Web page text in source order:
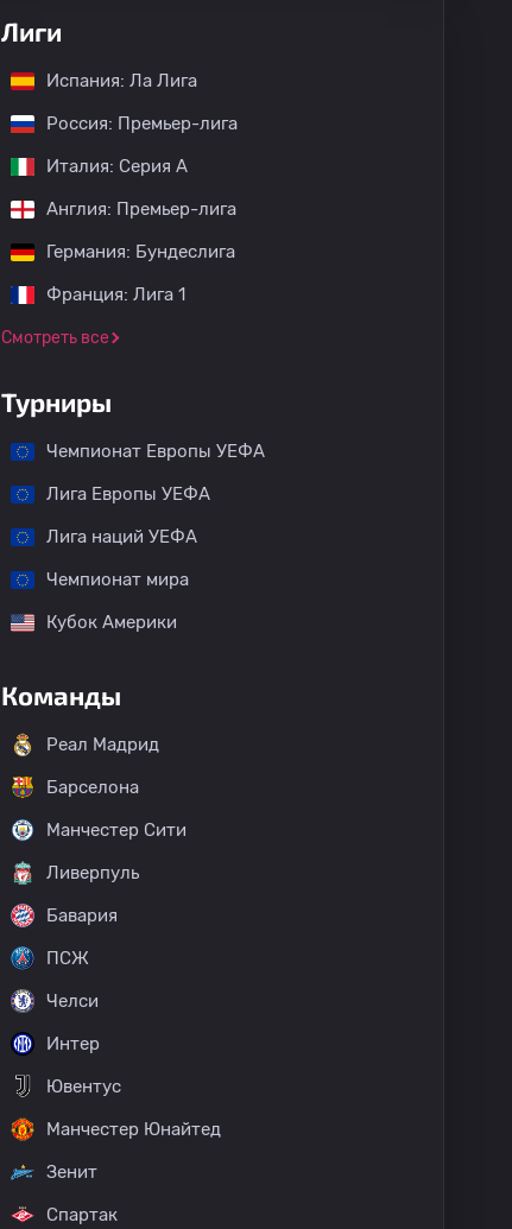
Лиги
Испания: Ла Лига
Россия: Премьер-лига
Италия: Серия А
Англия: Премьер-лига
Германия: Бундеслига
Франция: Лига 1
Смотреть все
Турниры
Чемпионат Европы УЕФА
Лига Европы УЕФА
Лига наций УЕФА
Чемпионат мира
Кубок Америки
Команды
Реал Мадрид
Барселона
Манчестер Сити
Ливерпуль
Бавария
ПСЖ
Челси
Интер
Ювентус
Манчестер Юнайтед
Зенит
Спартак